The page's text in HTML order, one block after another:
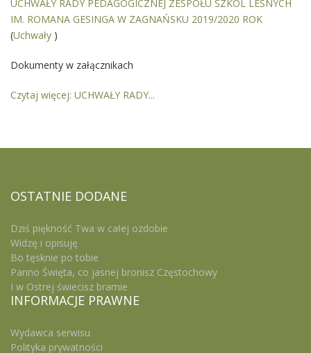
UCHWAŁY RADY PEDAGOGICZNEJ ZESPOŁU SZKÓL LEŚNYCH
IM. ROMANA GESINGA W ZAGNAŃSKU 2019/2020 ROK
(Uchwały )
Dokumenty w załącznikach
Czytaj więcej: UCHWAŁY RADY...
OSTATNIE DODANE
Dziś piękność Twa w całej ozdobie
Widzę i opisuję
Bo tęsknie po tobie
Panno Święta, co jasnej bronisz Częstochowy
I w Ostrej świecisz bramie
INFORMACJE PRAWNE
Wydawca serwisu
Polityka prywatności